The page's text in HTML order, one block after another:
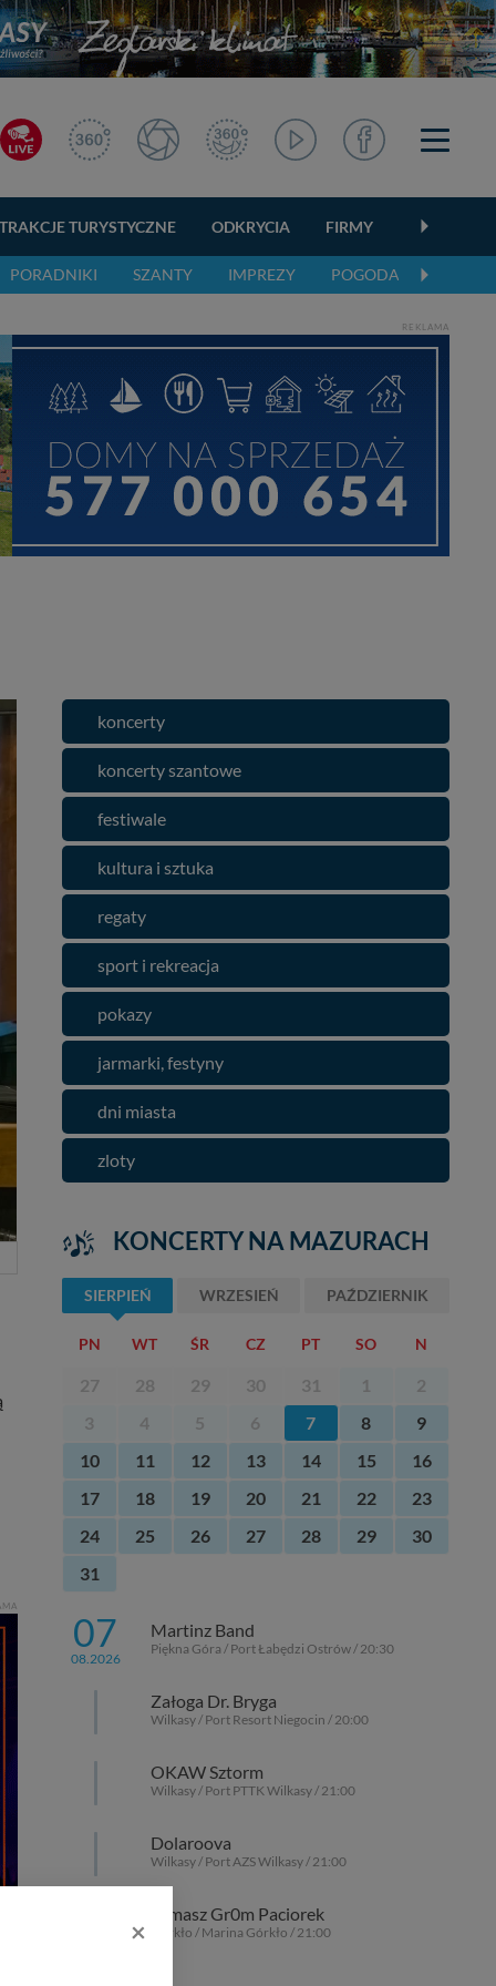
TURYSTYCZNE ODKRYCIA FIRMY
PORADNIKI SZANTY IMPREZY POGODA
REKLAMA
koncerty
koncerty szantowe
festiwale
kultura i sztuka
regaty
sport i rekreacja
pokazy
jarmarki, festyny
dni miasta
zloty
KONCERTY NA MAZURACH
SIERPIEŃ WRZESIEŃ PAŹDZIERNIK
PN WT ŚR CZ PT SO N
27 28 29 30 31 1
2
3
4 5 6 7 8
9
10
11 12 13 14 15
16
17
18 19 20 21 22
23
24
25 26 27 28 29
30
31
07
08.2026
Martinz Band
Piękna Góra / Port Łabędzi Ostrów / 20:30
Załoga Dr. Bryga
Wilkasy / Port Resort Niegocin / 20:00
OKAW Sztorm
Wilkasy / Port PTTK Wilkasy / 21:00
Dolaroova
Wilkasy / Port AZS Wilkasy / 21:00
Tomasz Gr0m Paciorek
Górkło / Marina Górkło / 21:00
×